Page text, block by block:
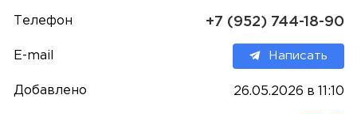
Телефон +7 (952) 744-18-90
E-mail Написать
Добавлено 26.05.2026 в 11:10